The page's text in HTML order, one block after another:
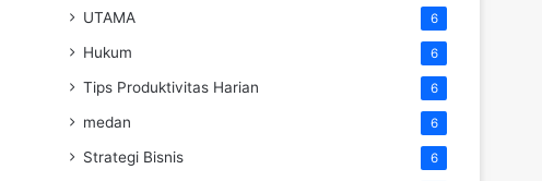
UTAMA 6
Hukum 6
Tips Produktivitas Harian 6
medan 6
Strategi Bisnis 6